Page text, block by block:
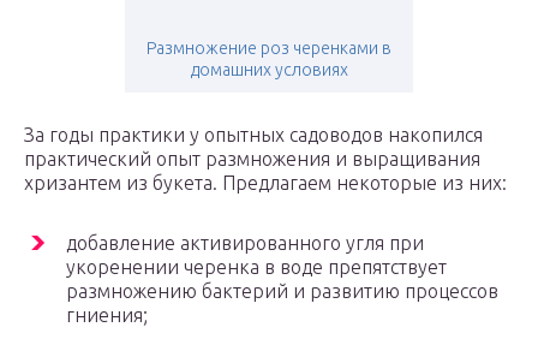
Размножение роз черенками в
домашних условиях
За годы практики у опытных садоводов накопился
практический опыт размножения и выращивания
хризантем из букета. Предлагаем некоторые из них:
добавление активированного угля при
укоренении черенка в воде препятствует
размножению бактерий и развитию процессов
гниения;